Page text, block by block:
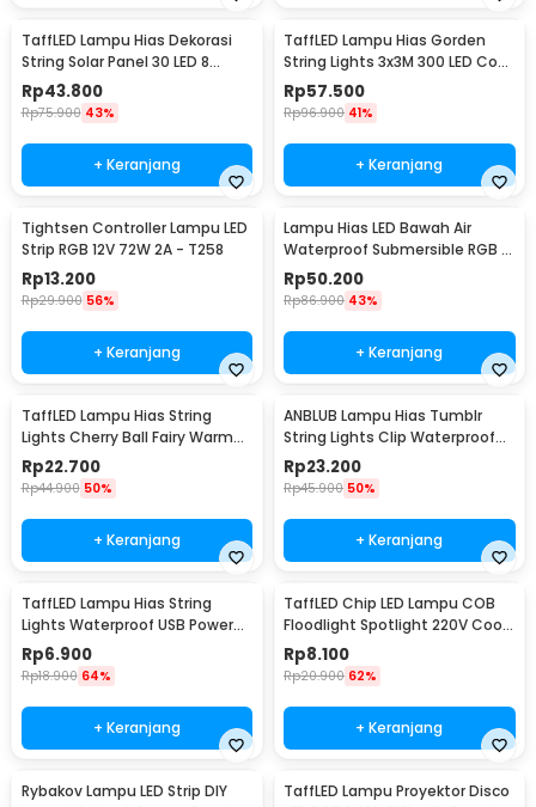
TaffLED Lampu Hias Dekorasi
String Solar Panel 30 LED 8
Mode 6.5M - 896
Rp43.800
Rp75.900 43%
+ Keranjang
TaffLED Lampu Hias Gorden
String Lights 3x3M 300 LED Cool
White 18W - 300L
Rp57.500
Rp96.900 41%
+ Keranjang
Tightsen Controller Lampu LED
Strip RGB 12V 72W 2A - T258
Rp13.200
Rp29.900 56%
+ Keranjang
Lampu Hias LED Bawah Air
Waterproof Submersible RGB 2
PCS with Remote - 13017
Rp50.200
Rp86.900 43%
+ Keranjang
TaffLED Lampu Hias String
Lights Cherry Ball Fairy Warm
White 5M - LY20W
Rp22.700
Rp44.900 50%
+ Keranjang
ANBLUB Lampu Hias Tumblr
String Lights Clip Waterproof
20 LED 2M - 0606
Rp23.200
Rp45.900 50%
+ Keranjang
TaffLED Lampu Hias String
Lights Waterproof USB Power
50 LED 5M - SZ
Rp6.900
Rp18.900 64%
+ Keranjang
TaffLED Chip LED Lampu COB
Floodlight Spotlight 220V Cool
White 6000K 50W - COB4060-
AC220-50
Rp8.100
Rp20.900 62%
+ Keranjang
Rybakov Lampu LED Strip DIY
TaffLED Lampu Proyektor Disco